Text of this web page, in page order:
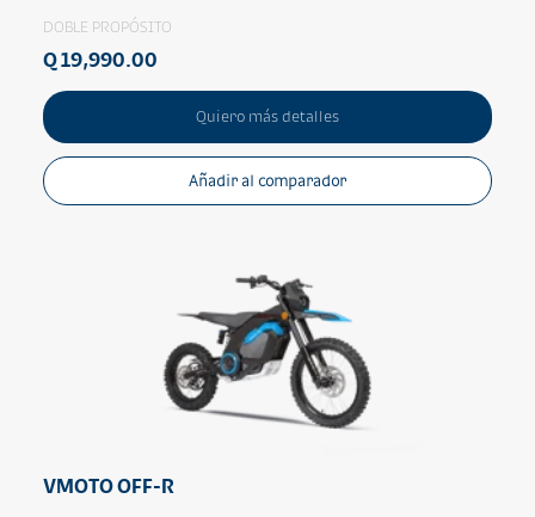
DOBLE PROPÓSITO
Q 19,990.00
Quiero más detalles
Añadir al comparador
VMOTO OFF-R